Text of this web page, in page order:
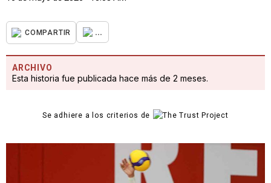
COMPARTIR ...
ARCHIVO
Esta historia fue publicada hace más de 2 meses.
Se adhiere a los criterios de